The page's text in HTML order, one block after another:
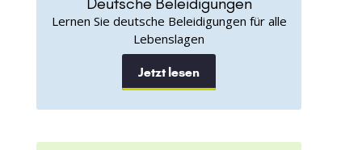
Lernen Sie deutsche Beleidigungen für alle
Lebenslagen
Jetzt lesen